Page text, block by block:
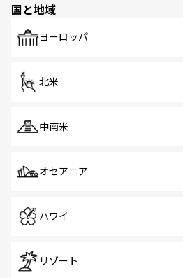
で、ホーカーズは地元の風情
国と地域
ヨーロッパ
北米
中南米
オセアニア
ハワイ
リゾート